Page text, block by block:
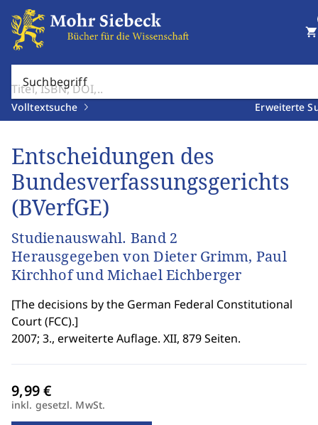
Suchbegriff
Volltextsuche Erweiterte
shopping_cart
Entscheidungen des
Bundesverfassungsgerichts
(BVerfGE)
Studienauswahl. Band 2
Herausgegeben von Dieter Grimm, Paul
Kirchhof und Michael Eichberger
[The decisions by the German Federal Constitutional
Court (FCC).]
2007; 3., erweiterte Auflage. XII, 879 Seiten.
inkl. gesetzl. MwSt.